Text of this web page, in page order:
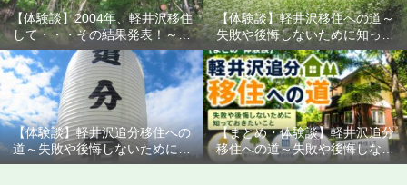
【体験談】2004年、軽井沢移住
して・・・その結果発表！～失
敗や後悔しないために知ってお
きたいこと
【体験談】軽井沢移住への道～
失敗や後悔しないために知って
おきたいこと
【体験談】軽井沢追分移住への
道～失敗や後悔しないために知
っておきたいこと
【まとめ・体験談】軽井沢追分
移住への道～失敗や後悔しない
ために知っておきたいこと